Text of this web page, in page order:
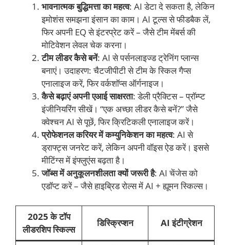
भावनात्मक बुद्धिमत्ता का महत्व: AI डेटा दे सकता है, लेकिन
इमोशंस समझना इंसान का काम। AI टूल्स से फीडबैक लें,
फिर अपनी EQ से इंटरप्रेट करें – जैसे टीम मेंबर्स की
मोटिवेशन लेवल चेक करना।
टीम लीडर कैसे बनें: AI से पर्सनलाइज्ड ट्रेनिंग प्लान्स
बनाएं। उदाहरण: चैटजीपीटी से टीम के स्किल गैप्स
एनालाइज करें, फिर वर्कशॉप्स ऑर्गनाइज।
कैसे बढ़ाएं अपनी एआई साक्षरता: डेली प्रैक्टिस – प्रॉम्प्ट
इंजीनियरिंग सीखें। “एक अच्छा लीडर कैसे बनें?” जैसे
क्वेश्चन AI से पूछें, फिर क्रिटिकली एनालाइज करें।
प्रोफेशनल करियर में कम्युनिकेशन का महत्व: AI से
ड्राफ्ट्स जनरेट करें, लेकिन अपनी वॉइस ऐड करें। इससे
मीटिंग्स में इंफ्लुएंस बढ़ता है।
जॉब्स में अनुकूलनशीलता क्यों जरूरी है: AI चेंजेस को
एडॉप्ट करें – जैसे हाइब्रिड रोल्स में AI + ह्यूमन स्किल्स।
2025 के टॉप
लीडरशिप स्किल्स
डिस्क्रिप्शन AI इंटीग्रेशन